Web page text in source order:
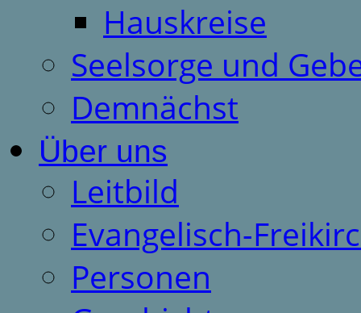
Hauskreise
Seelsorge und
Demnächst
Über uns
Leitbild
Evangelisch-
Personen